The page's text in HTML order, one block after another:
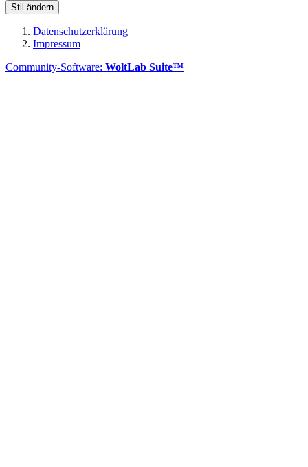
Stil ändern
Datenschutzerklärung
Impressum
Community-Software: WoltLab Suite™